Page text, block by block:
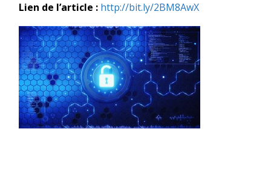
Lien de l’article : http://bit.ly/2BM8AwX